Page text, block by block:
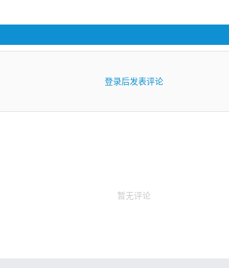
登录后发表评论
暂无评论